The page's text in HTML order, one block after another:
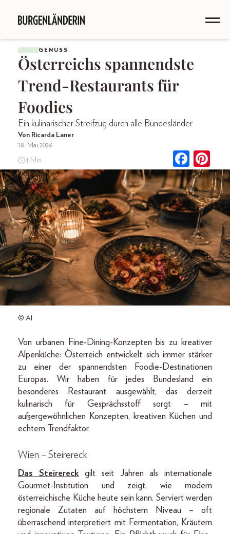
GENUSS
Österreichs spannendste
Trend-Restaurants für
Foodies
Ein kulinarischer Streifzug durch alle Bundesländer
Von Ricarda Laner
18. Mai 2026
4 Min.
© AI
Von urbanen Fine-Dining-Konzepten bis zu kreativer
Alpenküche: Österreich entwickelt sich immer stärker
zu einer der spannendsten Foodie-Destinationen
Europas. Wir haben für jedes Bundesland ein
besonderes Restaurant ausgewählt, das derzeit
kulinarisch für Gesprächsstoff sorgt – mit
außergewöhnlichen Konzepten, kreativen Küchen und
echtem Trendfaktor.
Wien – Steirereck
Das Steirereckgilt seit Jahren als internationale
Gourmet-Institution und zeigt, wie modern
österreichische Küche heute sein kann. Serviert werden
regionale Zutaten auf höchstem Niveau – oft
überraschend interpretiert mit Fermentation, Kräutern